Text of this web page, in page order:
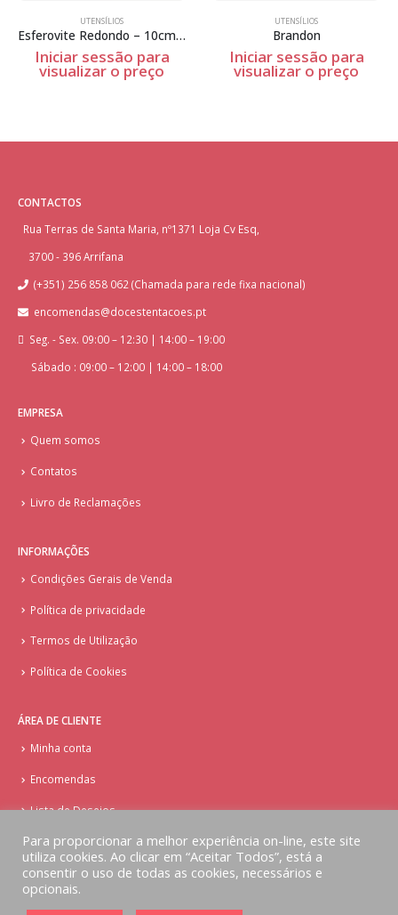
UTENSÍLIOS
Esferovite Redondo – 10cm Espessura
Iniciar sessão para
visualizar o preço
UTENSÍLIOS
Brandon
Iniciar sessão para
visualizar o preço
CONTACTOS
Rua Terras de Santa Maria, nº1371 Loja Cv Esq,
3700 - 396 Arrifana
(+351) 256 858 062 (Chamada para rede fixa nacional)
encomendas@docestentacoes.pt
Seg. - Sex. 09:00 – 12:30 | 14:00 – 19:00
Sábado : 09:00 – 12:00 | 14:00 – 18:00
EMPRESA
Quem somos
Contatos
Livro de Reclamações
INFORMAÇÕES
Condições Gerais de Venda
Política de privacidade
Termos de Utilização
Política de Cookies
ÁREA DE CLIENTE
Minha conta
Encomendas
Lista de Desejos
© Copyright - Doces Tentações - Cake Design
Para proporcionar a melhor experiência on-line, este site
utiliza cookies. Ao clicar em “Aceitar Todos”, está a
consentir o uso de todas as cookies, necessários e
opcionais.